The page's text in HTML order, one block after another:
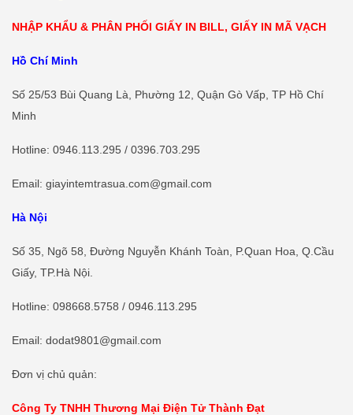
NHẬP KHẨU & PHÂN PHỐI GIẤY IN BILL, GIẤY IN MÃ VẠCH
Hồ Chí Minh
Số 25/53 Bùi Quang Là, Phường 12, Quận Gò Vấp, TP Hồ Chí
Minh
Hotline: 0946.113.295 / 0396.703.295
Email: giayintemtrasua.com@gmail.com
Hà Nội
Số 35, Ngõ 58, Đường Nguyễn Khánh Toàn, P.Quan Hoa, Q.Cầu
Giấy, TP.Hà Nội.
Hotline: 098668.5758 / 0946.113.295
Email: dodat9801@gmail.com
Đơn vị chủ quản:
Công Ty TNHH Thương Mại Điện Tử Thành Đạt